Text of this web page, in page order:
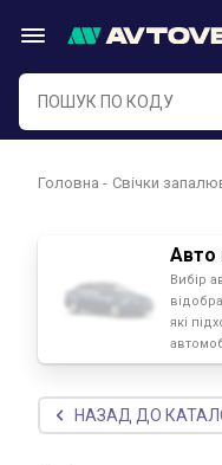
Головна Свічки
Авто
Вибір
які
НАЗАД ДО